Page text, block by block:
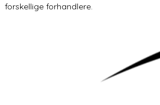
forskellige forhandlere.